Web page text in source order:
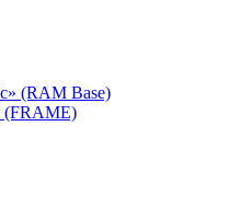
(RAM Base)